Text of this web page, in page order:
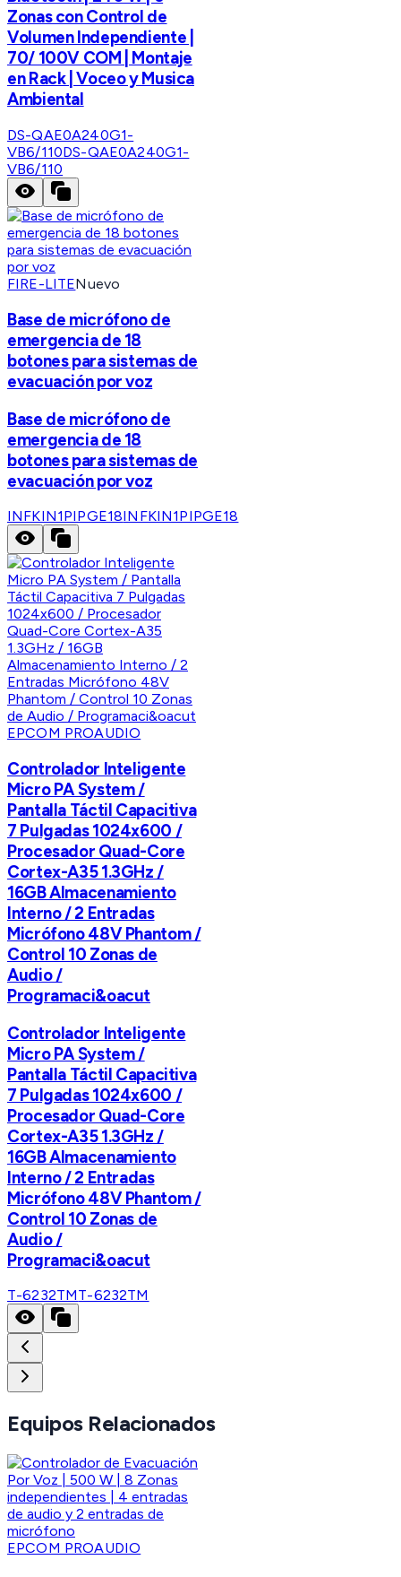
Zonas con Control de
Volumen Independiente |
70/ 100V COM | Montaje
en Rack | Voceo y Musica
Ambiental
DS-QAE0A240G1-
VB6/110DS-QAE0A240G1-
VB6/110
FIRE-LITENuevo
Base de micrófono de
emergencia de 18
botones para sistemas de
evacuación por voz
Base de micrófono de
emergencia de 18
botones para sistemas de
evacuación por voz
INFKIN1PIPGE18INFKIN1PIPGE18
EPCOM PROAUDIO
Controlador Inteligente
Micro PA System /
Pantalla Táctil Capacitiva
7 Pulgadas 1024x600 /
Procesador Quad-Core
Cortex-A35 1.3GHz /
16GB Almacenamiento
Interno / 2 Entradas
Micrófono 48V Phantom /
Control 10 Zonas de
Audio /
Programaci&oacut
Controlador Inteligente
Micro PA System /
Pantalla Táctil Capacitiva
7 Pulgadas 1024x600 /
Procesador Quad-Core
Cortex-A35 1.3GHz /
16GB Almacenamiento
Interno / 2 Entradas
Micrófono 48V Phantom /
Control 10 Zonas de
Audio /
Programaci&oacut
T-6232TMT-6232TM
Equipos Relacionados
EPCOM PROAUDIO